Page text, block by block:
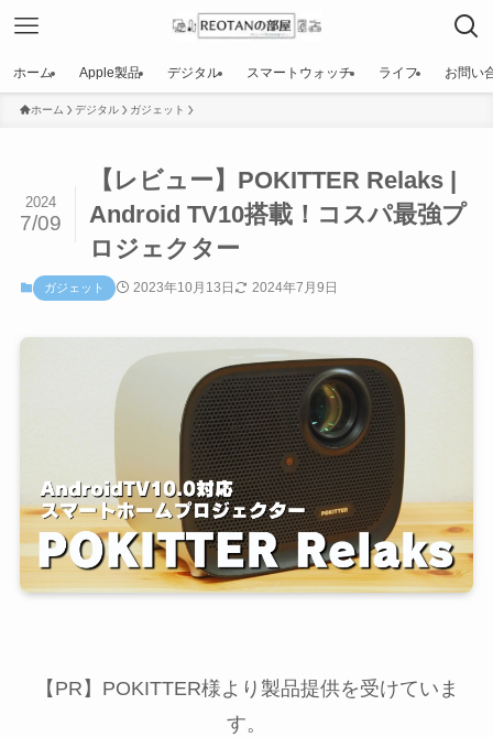
ホーム Apple製品 デジタル スマートウォッチ ライフ お問い
ホーム デジタル ガジェット
【レビュー】POKITTER Relaks |
Android TV10搭載！コスパ最強プ
ロジェクター
2024
7/09
ガジェット 2023年10月13日 2024年7月9日
【PR】POKITTER様より製品提供を受けていま
す。